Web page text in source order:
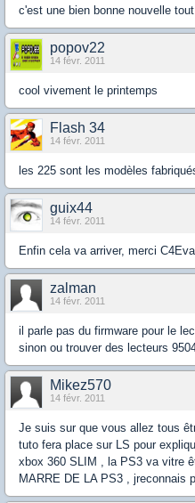
c'est une bien bonne nouvelle
popov22
14 févr. 2011
cool vivement le printemps
Flash 34
14 févr. 2011
les 225 sont les modèles
guix44
14 févr. 2011
Enfin cela va arriver, merci
zalman
14 févr. 2011
il parle pas du firmware pour le
sinon ou trouver des lecteurs
Mikez570
14 févr. 2011
Je suis sur que vous allez tous
tuto fera place sur LS pour
xbox 360 SLIM , la PS3 va vitre
MARRE DE LA PS3 , jreconnais